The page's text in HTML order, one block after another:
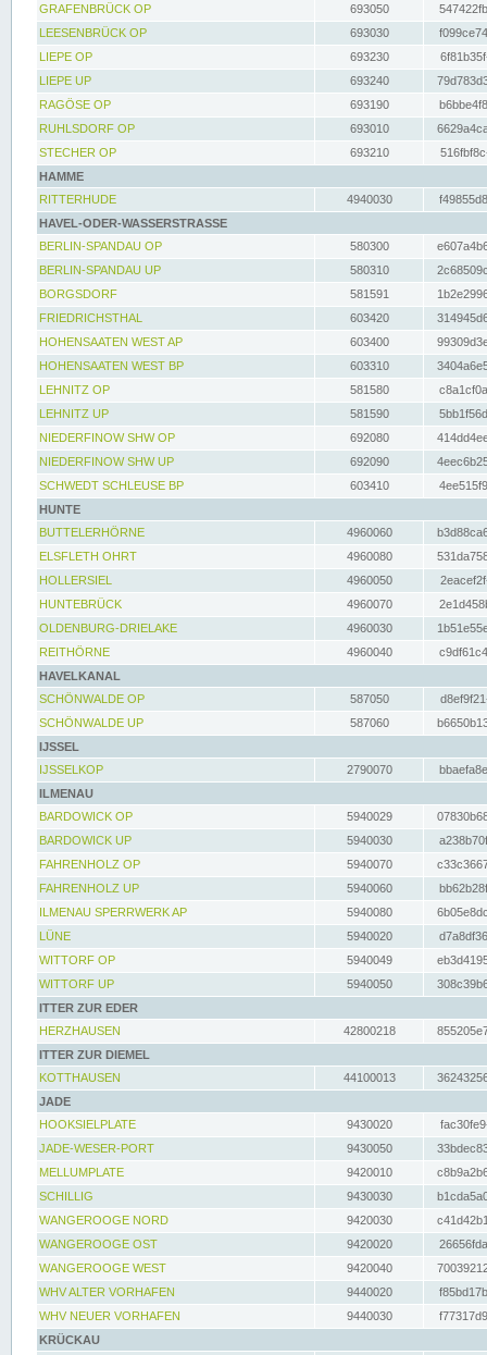
GRAFENBRÜCK OP
693050
LEESENBRÜCK OP
693030
LIEPE OP
693230
LIEPE UP
693240
RAGÖSE OP
693190
RUHLSDORF OP
693010
STECHER OP
693210
HAMME
RITTERHUDE
4940030
HAVEL-ODER-WASSERSTRASSE
BERLIN-SPANDAU OP
580300
BERLIN-SPANDAU UP
580310
BORGSDORF
581591
FRIEDRICHSTHAL
603420
HOHENSAATEN WEST AP
603400
HOHENSAATEN WEST BP
603310
LEHNITZ OP
581580
LEHNITZ UP
581590
NIEDERFINOW SHW OP
692080
NIEDERFINOW SHW UP
692090
SCHWEDT SCHLEUSE BP
603410
HUNTE
BUTTELERHÖRNE
4960060
ELSFLETH OHRT
4960080
HOLLERSIEL
4960050
HUNTEBRÜCK
4960070
OLDENBURG-DRIELAKE
4960030
REITHÖRNE
4960040
HAVELKANAL
SCHÖNWALDE OP
587050
SCHÖNWALDE UP
587060
IJSSEL
IJSSELKOP
2790070
ILMENAU
BARDOWICK OP
5940029
BARDOWICK UP
5940030
FAHRENHOLZ OP
5940070
FAHRENHOLZ UP
5940060
ILMENAU SPERRWERK AP
5940080
LÜNE
5940020
WITTORF OP
5940049
WITTORF UP
5940050
ITTER ZUR EDER
HERZHAUSEN
42800218
ITTER ZUR DIEMEL
KOTTHAUSEN
44100013
JADE
HOOKSIELPLATE
9430020
JADE-WESER-PORT
9430050
MELLUMPLATE
9420010
SCHILLIG
9430030
WANGEROOGE NORD
9420030
WANGEROOGE OST
9420020
WANGEROOGE WEST
9420040
WHV ALTER VORHAFEN
9440020
WHV NEUER VORHAFEN
9440030
KRÜCKAU